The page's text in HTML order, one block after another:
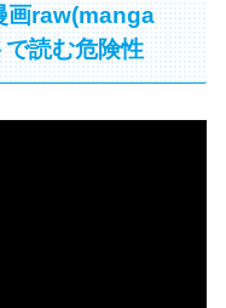
画raw(manga
読む危険性